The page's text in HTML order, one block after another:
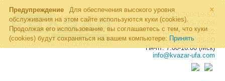
×
Предупреждение
Для обеспечения высокого уровня
обслуживания на этом сайте используются куки (cookies).
Продолжая его использование, вы соглашаетесь с тем, что куки
(cookies) будут сохраняться на вашем компьютере: Принять
8 (800) 700-19-50
8 (495) 255-77-08
8 (347) 225-00-52
8 (986) 963-95-80
Пн-пт: 7.00-16.00 (Мск)
info@kvazar-ufa.com